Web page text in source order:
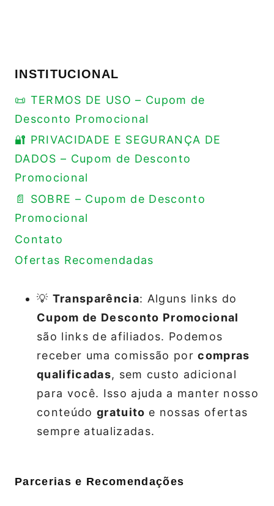
INSTITUCIONAL
📜 TERMOS DE USO – Cupom de
Desconto Promocional
🔐 PRIVACIDADE E SEGURANÇA DE
DADOS – Cupom de Desconto
Promocional
📄 SOBRE – Cupom de Desconto
Promocional
Contato
Ofertas Recomendadas
💡 Transparência: Alguns links do
Cupom de Desconto Promocional
são links de afiliados. Podemos
receber uma comissão porcompras
qualificadas, sem custo adicional
para você. Isso ajuda a manter nosso
conteúdo gratuito e nossas ofertas
sempre atualizadas.
Parcerias e Recomendações